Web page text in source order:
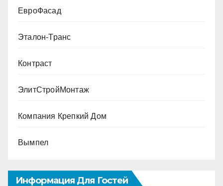
ЕвроФасад
Эталон-Транс
Контраст
ЭлитСтройМонтаж
Компания Крепкий Дом
Вымпел
Информация Для Гостей